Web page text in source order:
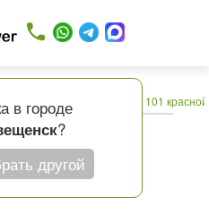
в городе
?
другой
Букет из 101
розы